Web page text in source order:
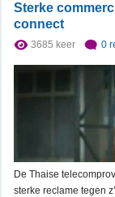
Sterke
connect
3685 keer 0
De Thaise
sterke reclame tegen